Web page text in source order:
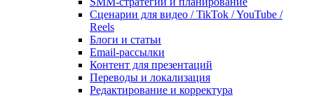
Сценарии для видео / TikTok / YouTube /
Reels
Блоги и статьи
Email-рассылки
Контент для презентаций
Переводы и локализация
Редактирование и корректура